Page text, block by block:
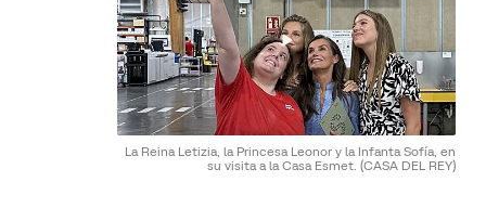
La Reina Letizia, la Princesa Leonor y la Infanta Sofía, en
su visita a la Casa Esmet. (CASA DEL REY)